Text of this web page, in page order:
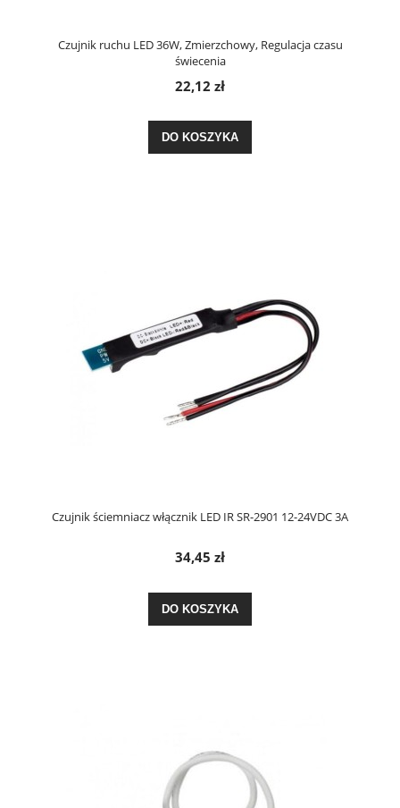
Czujnik ruchu LED 36W, Zmierzchowy, Regulacja czasu
świecenia
22,12 zł
DO KOSZYKA
Czujnik ściemniacz włącznik LED IR SR-2901 12-24VDC 3A
34,45 zł
DO KOSZYKA